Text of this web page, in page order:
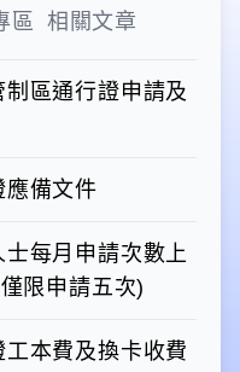
區 相關文章
區通行證申請及
備文件
每月申請次數上
限申請五次)
本費及換卡收費